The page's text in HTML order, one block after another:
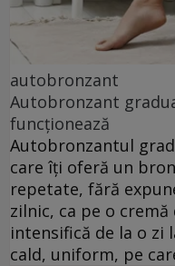
autobronzant
Autobronzant
funcționează
Autobronzantul
care îți oferă un
repetate, fără
zilnic, ca pe o
intensifică de la o zi
cald, uniform, pe